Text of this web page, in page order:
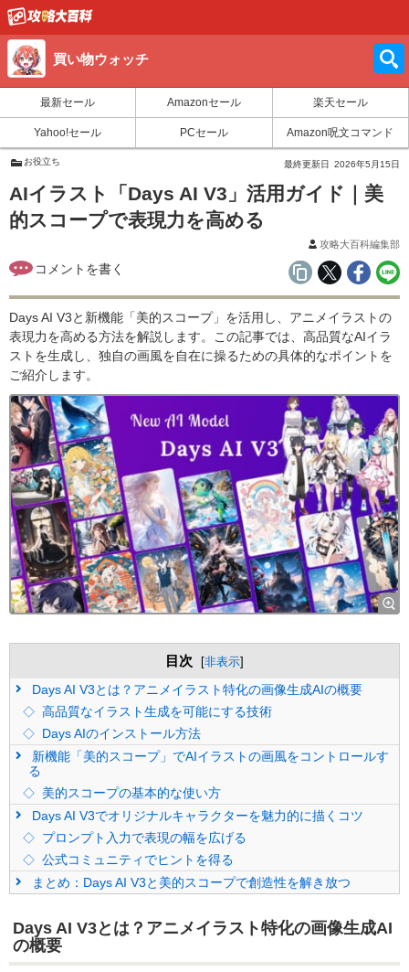
買い物ウォッチ
最新セール Amazonセール 楽天セール
Yahoo!セール PCセール Amazon呪文コマンド
お役立ち 最終更新日 2026年5月15日
AIイラスト「Days AI V3」活用ガイド｜美
的スコープで表現力を高める
攻略大百科編集部
Days AI V3と新機能「美的スコープ」を活用し、アニメイラストの
表現力を高める方法を解説します。この記事では、高品質なAIイラ
ストを生成し、独自の画風を自在に操るための具体的なポイントを
ご紹介します。
目次 [非表示]
Days AI V3とは？アニメイラスト特化の画像生成AIの概要
高品質なイラスト生成を可能にする技術
Days AIのインストール方法
新機能「美的スコープ」でAIイラストの画風をコントロールす
る
美的スコープの基本的な使い方
Days AI V3でオリジナルキャラクターを魅力的に描くコツ
プロンプト入力で表現の幅を広げる
公式コミュニティでヒントを得る
まとめ：Days AI V3と美的スコープで創造性を解き放つ
Days AI V3とは？アニメイラスト特化の画像生成AI
の概要